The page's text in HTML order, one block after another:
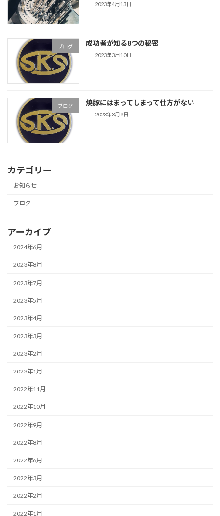
2023年4月13日
ブログ 成功者が知る8つの秘密
2023年3月10日
ブログ 焼豚にはまってしまって仕方がない
2023年3月9日
カテゴリー
お知らせ
ブログ
アーカイブ
2024年6月
2023年8月
2023年7月
2023年5月
2023年4月
2023年3月
2023年2月
2023年1月
2022年11月
2022年10月
2022年9月
2022年8月
2022年6月
2022年3月
2022年2月
2022年1月